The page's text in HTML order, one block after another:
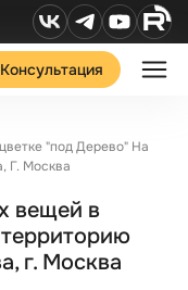
Консультация
"под Дерево" На
Г. Москва
вещей в
г. Москва